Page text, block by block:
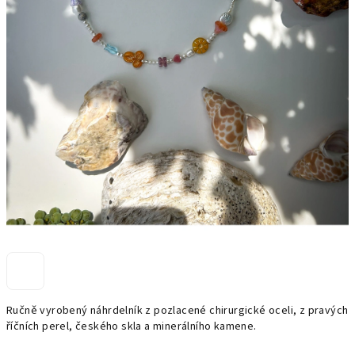
Ručně vyrobený náhrdelník z pozlacené chirurgické oceli, z pravých
říčních perel, českého skla a minerálního kamene.